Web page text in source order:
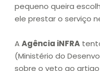
pequeno queira
ele prestar o serviço
AAgência iNFRA
(Ministério do
sobre o veto ao